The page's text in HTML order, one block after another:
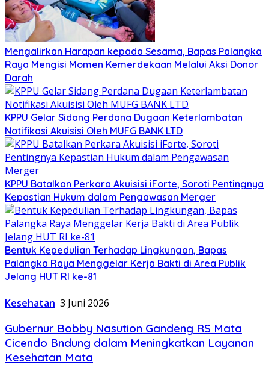
Mengalirkan Harapan kepada Sesama, Bapas Palangka
Raya Mengisi Momen Kemerdekaan Melalui Aksi Donor
Darah
KPPU Gelar Sidang Perdana Dugaan Keterlambatan
Notifikasi Akuisisi Oleh MUFG BANK LTD
KPPU Batalkan Perkara Akuisisi iForte, Soroti Pentingnya
Kepastian Hukum dalam Pengawasan Merger
Bentuk Kepedulian Terhadap Lingkungan, Bapas
Palangka Raya Menggelar Kerja Bakti di Area Publik
Jelang HUT RI ke-81
Kesehatan 3 Juni 2026
Gubernur Bobby Nasution Gandeng RS Mata
Cicendo Bndung dalam Meningkatkan Layanan
Kesehatan Mata